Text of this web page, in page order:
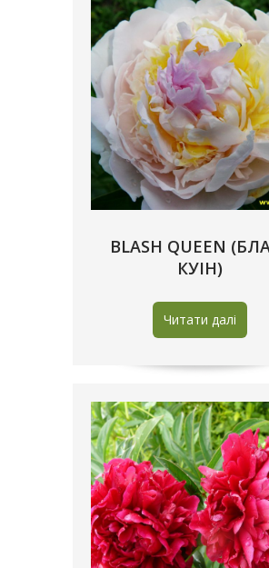
BLASH QUEEN
КУІН)
Читати далі